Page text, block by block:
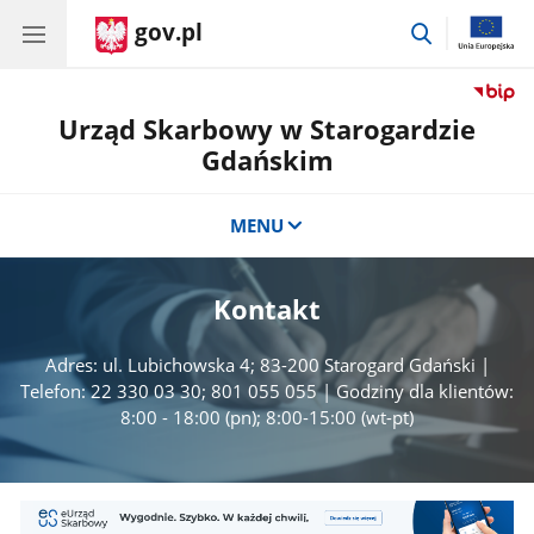
gov.pl
przejdź
Urząd Skarbowy w Starogardzie
Gdańskim
MENU
Kontakt
Adres: ul. Lubichowska 4; 83-200 Starogard Gdański |
Telefon: 22 330 03 30; 801 055 055 | Godziny dla klientów:
8:00 - 18:00 (pn); 8:00-15:00 (wt-pt)
Mini